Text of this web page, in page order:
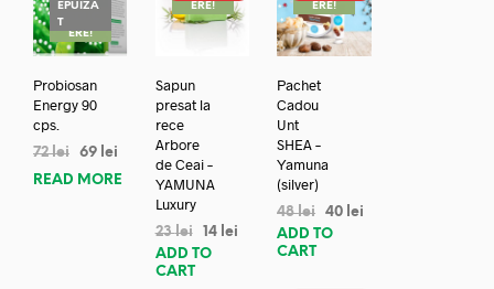
EPUIZA
TREDUC
ERE!
Probiosan
Energy 90
cps.
72lei 69 lei
READ MORE
ERE!
Sapun
presat la
rece
Arbore
de Ceai –
YAMUNA
Luxury
23lei 14 lei
ADD TO
CART
ERE!
Pachet
Cadou
Unt
SHEA –
Yamuna
(silver)
48lei 40 lei
ADD TO
CART